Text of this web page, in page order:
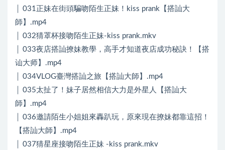
│ 031正妹在街頭騙吻陌生正妹！kiss prank【搭訕大
師】.mp4
│ 032猜罩杯接吻陌生正妹-kiss prank.mkv
│ 033夜店搭訕撩妹教學，高手才知道夜店成功秘訣！【搭
讪大师】.mp4
│ 034VLOG臺灣搭訕之旅【搭訕大師】.mp4
│ 035太扯了！妹子居然相信大力是外星人【搭訕大
師】.mp4
│ 036邀請陌生小姐姐來轟趴玩，原來現在撩妹都靠這招！
【搭訕大師】.mp4
│ 037猜星座接吻陌生正妹 -kiss prank.mkv